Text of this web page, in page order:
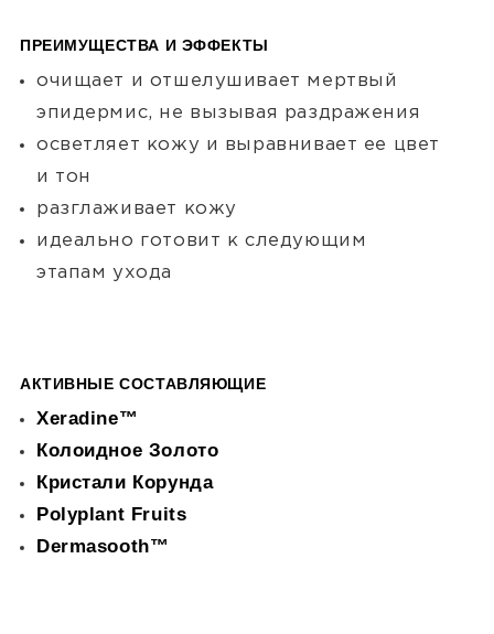
ПРЕИМУЩЕСТВА И ЭФФЕКТЫ
очищает и отшелушивает мертвый
эпидермис, не вызывая раздражения
осветляет кожу и выравнивает ее цвет
и тон
разглаживает кожу
идеально готовит к следующим
этапам ухода
АКТИВНЫЕ СОСТАВЛЯЮЩИЕ
Xeradine™
Колоидное Золото
Кристали Корунда
Polyplant Fruits
Dermasooth™